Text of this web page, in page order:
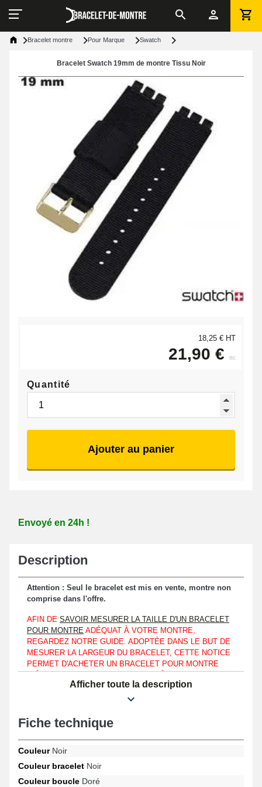
Bracelet montre Pour Marque Swatch
Bracelet Swatch 19mm de montre Tissu Noir
18,25 € HT
21,90 € ttc
Quantité
Ajouter au panier
Envoyé en 24h !
Description
Attention : Seul le bracelet est mis en vente, montre non
comprise dans l'offre.
AFIN DE SAVOIR MESURER LA TAILLE D'UN BRACELET
POUR MONTRE ADÉQUAT À VOTRE MONTRE,
REGARDEZ NOTRE GUIDE. ADOPTÉE DANS LE BUT DE
MESURER LA LARGEUR DU BRACELET, CETTE NOTICE
PERMET D'ACHETER UN BRACELET POUR MONTRE
YOU, SWATCH MOONSWATCH OU MÊME UNE SWATCH
Accommodable strictement à hauteur d'un boîtier Swatch
exposant un entre-corne d'une largeur de 19mm.
Pour renouveler un bracelet montre démodé ou défectueux, ce
approprié. Une fixation pratique et simple est assurée au moyen
du fermoir doré ardillon. Dans le but d'accrocher le bracelet
Afficher toute la description
Fiche technique
CouleurNoir
Couleur bracelet Noir
Couleur boucle Doré